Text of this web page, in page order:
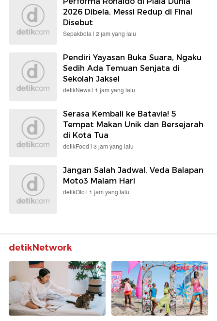
2026 Dibela, Messi Redup di Final
Disebut
Sepakbola | 2 jam yang lalu
Pendiri Yayasan Buka Suara, Ngaku
Sedih Ada Temuan Senjata di
Sekolah Jaksel
detikNews | 1 jam yang lalu
Serasa Kembali ke Batavia! 5
Tempat Makan Unik dan Bersejarah
di Kota Tua
detikFood | 3 jam yang lalu
Jangan Salah Jadwal, Veda Balapan
Moto3 Malam Hari
detikOto | 1 jam yang lalu
detikNetwork